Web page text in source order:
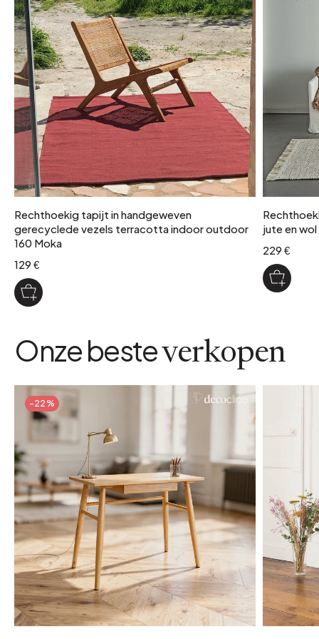
Zwart
Rechthoekig tapijt in handgeweven
gerecyclede vezels terracotta indoor outdoor
160 Moka
129 €
jute en
229 €
Onze besteverkopen
-22%